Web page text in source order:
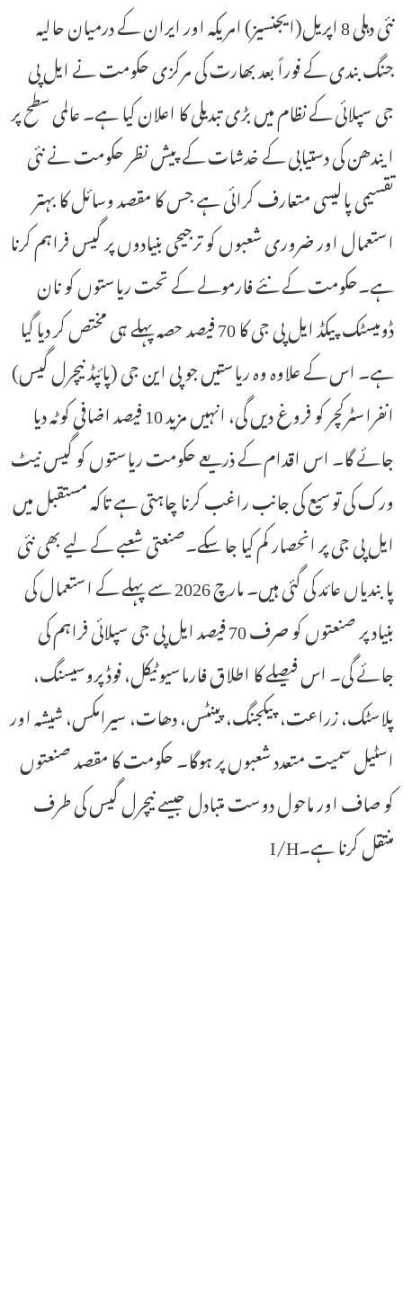
نئی دہلی 8 اپریل(ایجنسیز) امریکہ اور ایران کے درمیان حالیہ
جنگ بندی کے فوراً بعد بھارت کی مرکزی حکومت نے ایل پی
جی سپلائی کے نظام میں بڑی تبدیلی کا اعلان کیا ہے۔ عالمی سطح پر
ایندھن کی دستیابی کے خدشات کے پیش نظر حکومت نے نئی
تقسیمی پالیسی متعارف کرائی ہے جس کا مقصد وسائل کا بہتر
استعمال اور ضروری شعبوں کو ترجیحی بنیادوں پر گیس فراہم کرنا
ہے۔حکومت کے نئے فارمولے کے تحت ریاستوں کو نان
ڈومیسٹک پیکڈ ایل پی جی کا 70 فیصد حصہ پہلے ہی مختص کر دیا گیا
ہے۔ اس کے علاوہ وہ ریاستیں جو پی این جی (پائپڈ نیچرل گیس)
انفراسٹرکچر کو فروغ دیں گی، انہیں مزید 10 فیصد اضافی کوٹہ دیا
جائے گا۔ اس اقدام کے ذریعے حکومت ریاستوں کو گیس نیٹ
ورک کی توسیع کی جانب راغب کرنا چاہتی ہے تاکہ مستقبل میں
ایل پی جی پر انحصار کم کیا جا سکے۔صنعتی شعبے کے لیے بھی نئی
پابندیاں عائد کی گئی ہیں۔ مارچ 2026 سے پہلے کے استعمال کی
بنیاد پر صنعتوں کو صرف 70 فیصد ایل پی جی سپلائی فراہم کی
جائے گی۔ اس فیصلے کا اطلاق فارماسیوٹیکل، فوڈ پروسیسنگ،
پلاسٹک، زراعت، پیکجنگ، پینٹس، دھات، سیرامکس، شیشہ اور
اسٹیل سمیت متعدد شعبوں پر ہوگا۔ حکومت کا مقصد صنعتوں
کو صاف اور ماحول دوست متبادل جیسے نیچرل گیس کی طرف
منتقل کرنا ہے۔I/H